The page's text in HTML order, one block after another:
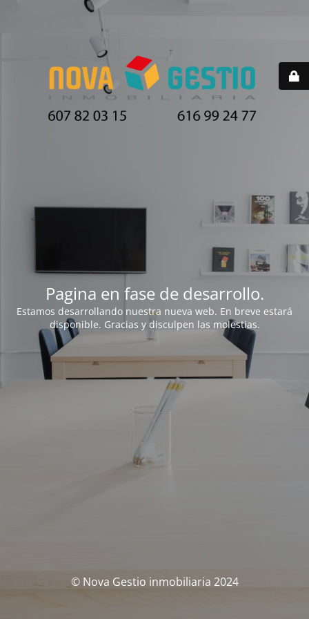
Pagina en fase de desarrollo.
Estamos desarrollando nuestra nueva web. En breve estará
disponible. Gracias y disculpen las molestias.
© Nova Gestio inmobiliaria 2024